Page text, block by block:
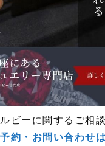
ビーに関するご相
約・お問い合わせ